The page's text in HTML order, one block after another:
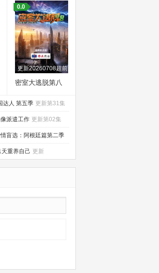
20221112
会上大神版
更新20260708超前聚会上
0.0
密室大逃脱第八
达人 第五季 更新第31集
派遣工作 更新第02集
盲选：阿根廷篇第二季
集
天重养自己 更新
第8期